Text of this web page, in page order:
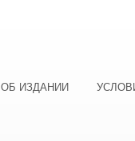
ОБ ИЗДАНИИ